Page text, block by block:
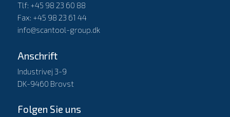
Tlf: +45 98 23 60 88
Fax: +45 98 23 61 44
info@scantool-group.dk
Anschrift
Industrivej 3-9
DK-9460 Brovst
Folgen Sie uns